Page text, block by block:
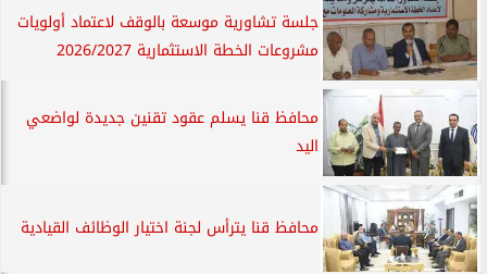
جلسة تشاورية موسعة بالوقف لاعتماد أولويات
مشروعات الخطة الاستثمارية 2026/2027
محافظ قنا يسلم عقود تقنين جديدة لواضعي
اليد
محافظ قنا يترأس لجنة اختيار الوظائف القيادية